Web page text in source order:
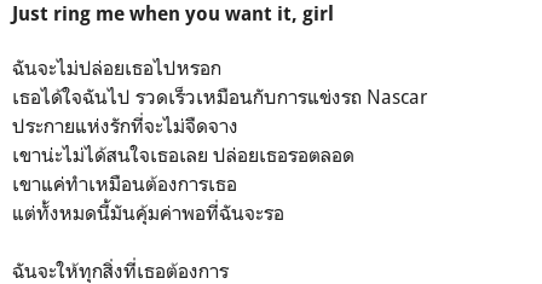
Just ring me when you want it, girl
ฉันจะไม่ปล่อยเธอไปหรอก
เธอได้ใจฉันไป รวดเร็วเหมือนกับการแข่งรถ Nascar
ประกายแห่งรักที่จะไม่จืดจาง
เขาน่ะไม่ได้สนใจเธอเลย ปล่อยเธอรอตลอด
เขาแค่ทำเหมือนต้องการเธอ
แต่ทั้งหมดนี้มันคุ้มค่าพอที่ฉันจะรอ
ฉันจะให้ทุกสิ่งที่เธอต้องการ